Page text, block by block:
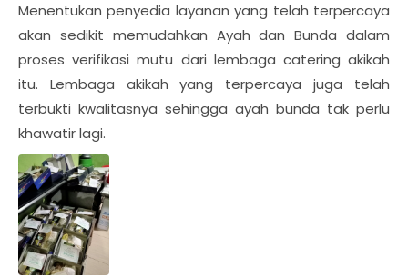
Menentukan penyedia layanan yang telah terpercaya
akan sedikit memudahkan Ayah dan Bunda dalam
proses verifikasi mutu dari lembaga catering akikah
itu. Lembaga akikah yang terpercaya juga telah
terbukti kwalitasnya sehingga ayah bunda tak perlu
khawatir lagi.